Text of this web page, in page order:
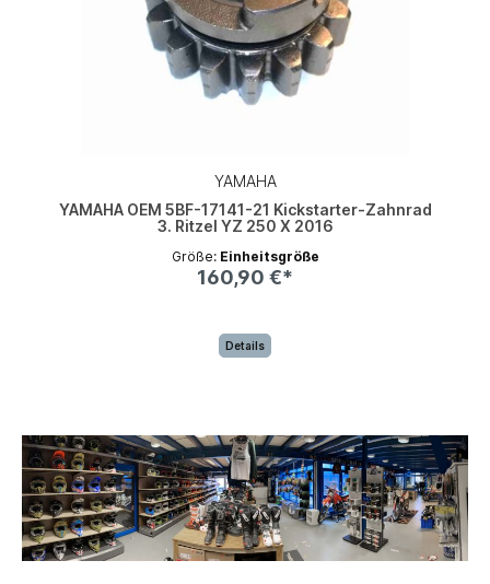
YAMAHA
YAMAHA OEM 5BF-17141-21 Kickstarter-Zahnrad
3. Ritzel YZ 250 X 2016
Größe: Einheitsgröße
160,90 €*
Details